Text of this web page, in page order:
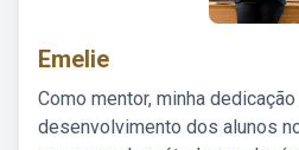
Emelie
Como mentor, minha
desenvolvimento dos alunos